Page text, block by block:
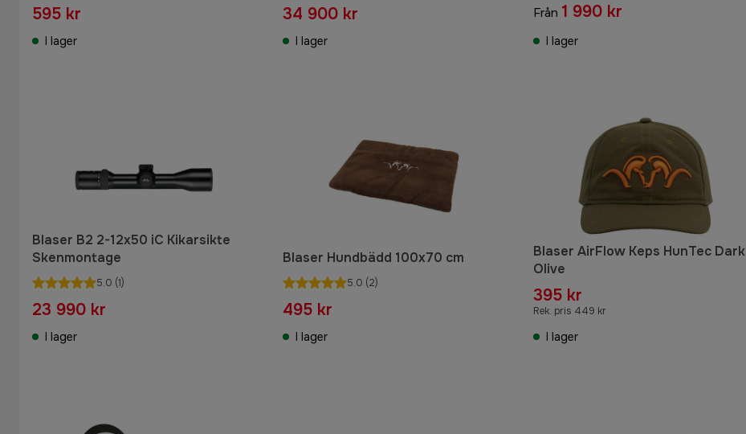
595 kr
I lager
34 900 kr
I lager
Från 1 990 kr
I lager
Blaser B2 2-12x50 iC Kikarsikte
Skenmontage
5.0 (1)
23 990 kr
I lager
Blaser Hundbädd 100x70 cm
5.0 (2)
495 kr
I lager
Blaser AirFlow Keps HunTec Dark
Olive
395 kr
Rek. pris 449 kr
I lager